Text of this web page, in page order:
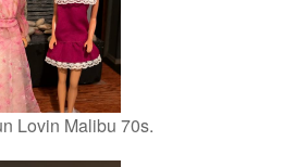
Lovin Malibu 70s.